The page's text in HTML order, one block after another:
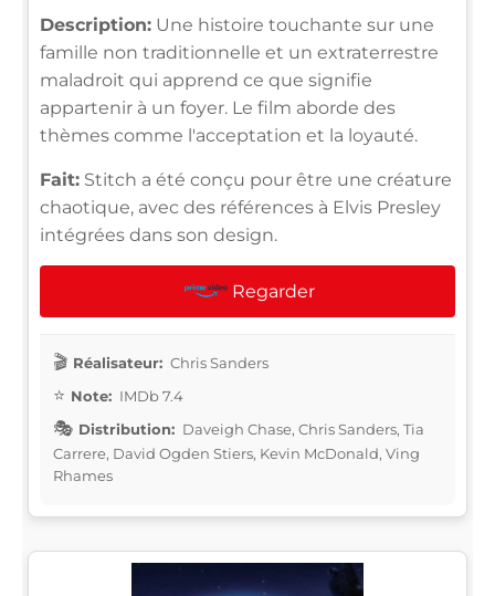
Description: Une histoire touchante sur une
famille non traditionnelle et un extraterrestre
maladroit qui apprend ce que signifie
appartenir à un foyer. Le film aborde des
thèmes comme l'acceptation et la loyauté.
Fait: Stitch a été conçu pour être une créature
chaotique, avec des références à Elvis Presley
intégrées dans son design.
Regarder
Réalisateur: Chris Sanders
Note: IMDb 7.4
Distribution: Daveigh Chase, Chris Sanders, Tia
Carrere, David Ogden Stiers, Kevin McDonald, Ving
Rhames